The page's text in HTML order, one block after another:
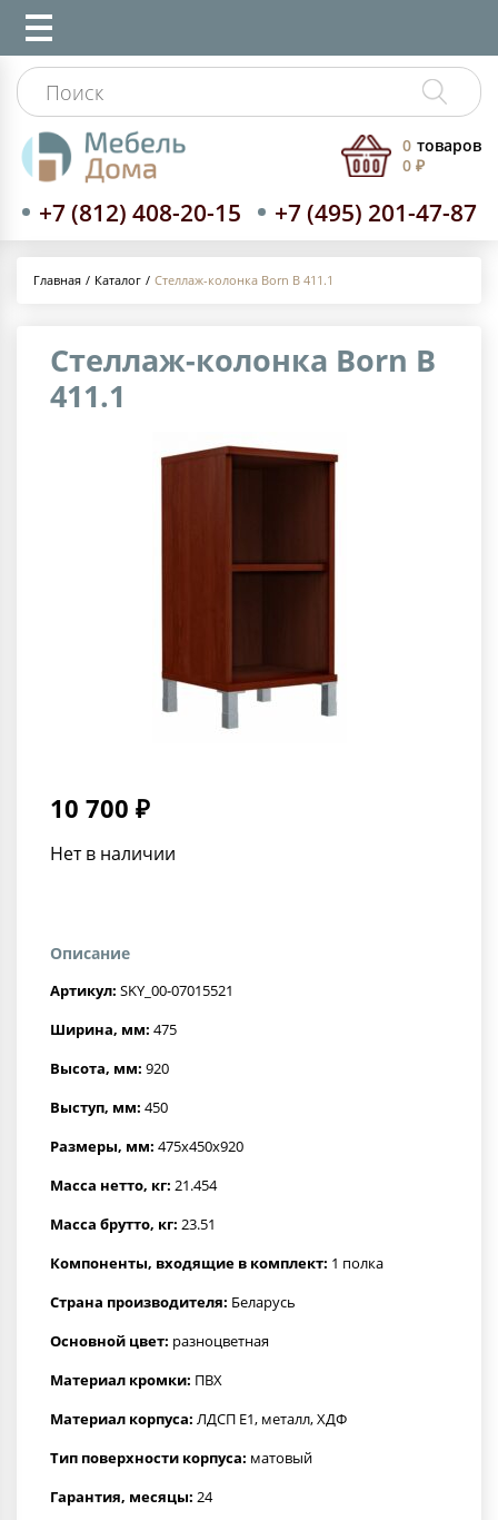
+7 (812) 408-20-15 +7 (495) 201-47-87
0 товаров
0 ₽
Главная Каталог Стеллаж-колонка Born B 411.1
Стеллаж-колонка Born B
411.1
10 700 ₽
Нет в наличии
Описание
Артикул: SKY_00-07015521
Ширина, мм: 475
Высота, мм: 920
Выступ, мм: 450
Размеры, мм: 475x450x920
Масса нетто, кг: 21.454
Масса брутто, кг: 23.51
Компоненты, входящие в комплект: 1 полка
Страна производителя: Беларусь
Основной цвет: разноцветная
Материал кромки: ПВХ
Материал корпуса: ЛДСП Е1, металл, ХДФ
Тип поверхности корпуса: матовый
Гарантия, месяцы: 24